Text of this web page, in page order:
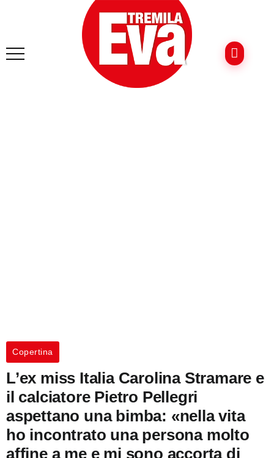
Copertina
L’ex miss Italia Carolina Stramare e
il calciatore Pietro Pellegri
aspettano una bimba: «nella vita
ho incontrato una persona molto
affine a me e mi sono accorta di